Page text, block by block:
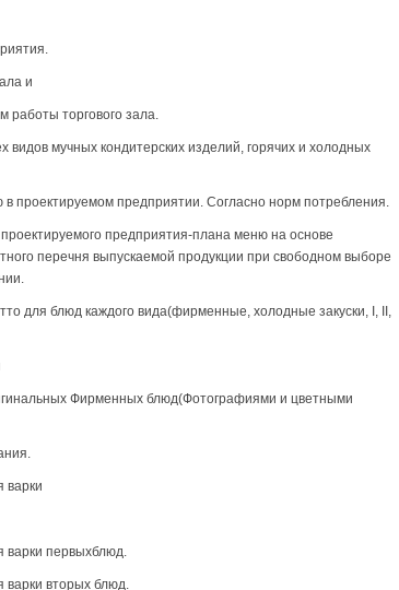
и
работы торгового зала.
видов мучных кондитерских изделий, горячих и холодных
проектируемом предприятии. Согласно норм потребления.
предприятия-плана меню на основе
перечня выпускаемой продукции при свободном выборе
для блюд каждого вида(фирменные, холодные закуски, I, II,
Фирменных блюд(Фотографиями и цветными
варки
варки первыхблюд.
варки вторых блюд.